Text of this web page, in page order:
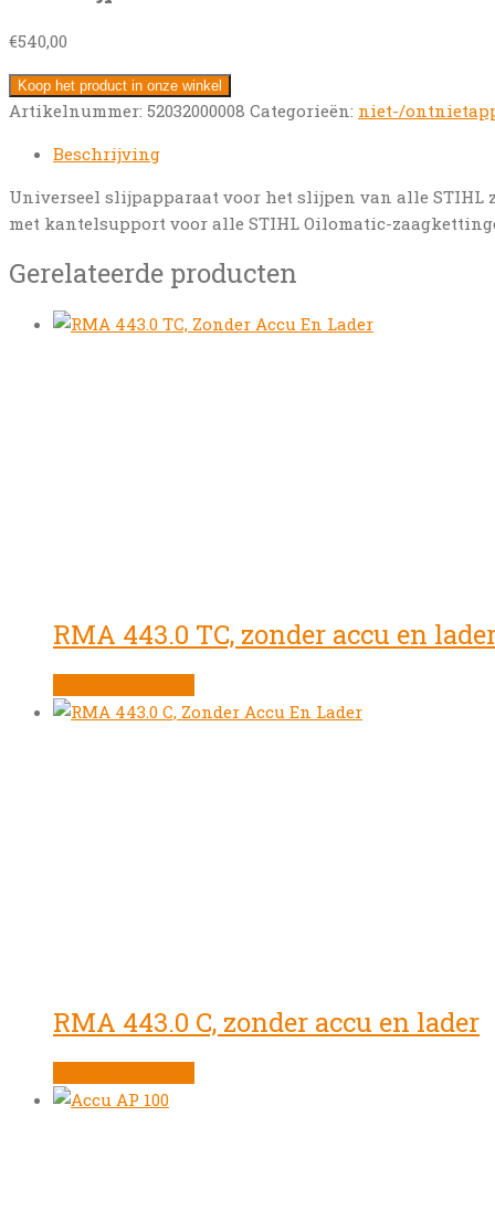
€540,00
Koop het product in onze winkel
Artikelnummer: 52032000008 Categorieën: niet-/
Beschrijving
Universeel slijpapparaat voor het slijpen van alle STIHL
met kantelsupport voor alle STIHL Oilomatic-
Gerelateerde producten
RMA 443.0 TC, zonder accu en
RMA 443.0 C, zonder accu en lader